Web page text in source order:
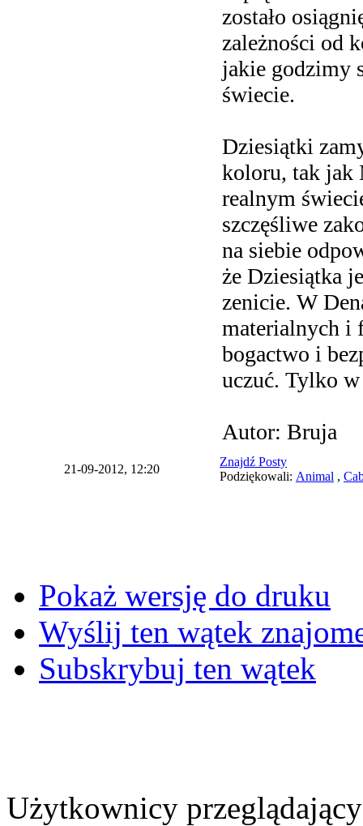
zostało
zależności od
jakie godzimy
świecie.
Dziesiątki
koloru, tak jak
realnym
szczęśliwe
na siebie
że Dziesiątka
zenicie. W
materialnych i
bogactwo i
uczuć. Tylko
Autor: Bruja
21-09-2012, 12:20
Znajdź Posty
Podziękowali: Animal ,
Pokaż wersję do druku
Wyślij ten wątek
Subskrybuj ten wątek
Użytkownicy